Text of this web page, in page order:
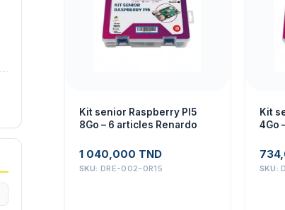
Kit senior Raspberry PI5
8Go – 6 articles Renardo
1 040,000 TND
SKU: DRE-002-0R15
Kit
4Go
SKU: